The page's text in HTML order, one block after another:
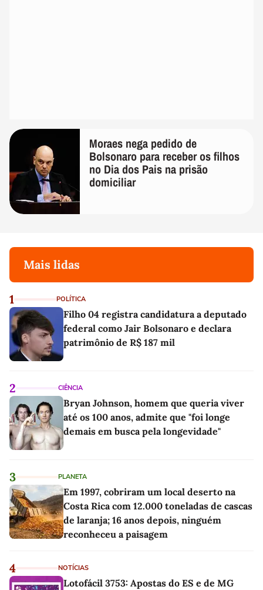
Moraes nega pedido de
Bolsonaro para receber os filhos
no Dia dos Pais na prisão
domiciliar
Mais lidas
1 POLÍTICA
Filho 04 registra candidatura a deputado
federal como Jair Bolsonaro e declara
patrimônio de R$ 187 mil
2 CIÊNCIA
Bryan Johnson, homem que queria viver
até os 100 anos, admite que "foi longe
demais em busca pela longevidade"
3 PLANETA
Em 1997, cobriram um local deserto na
Costa Rica com 12.000 toneladas de cascas
de laranja; 16 anos depois, ninguém
reconheceu a paisagem
4 NOTÍCIAS
Lotofácil 3753: Apostas do ES e de MG